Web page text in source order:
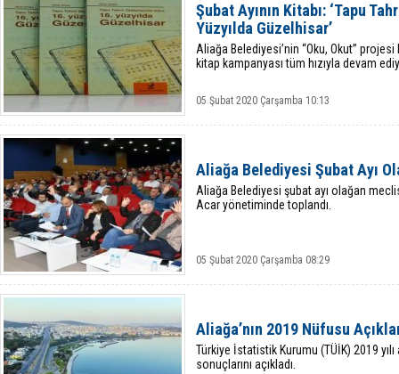
Şubat Ayının Kitabı: ‘Tapu
Yüzyılda Güzelhisar’
Aliağa Belediyesi’nin “Oku, Okut”
kitap kampanyası tüm hızıyla devam
05 Şubat 2020 Çarşamba 10:13
Aliağa Belediyesi Şubat Ayı
Aliağa Belediyesi şubat ayı olağan
Acar yönetiminde toplandı.
05 Şubat 2020 Çarşamba 08:29
Aliağa’nın 2019 Nüfusu
Türkiye İstatistik Kurumu (TÜİK) 2019
sonuçlarını açıkladı.